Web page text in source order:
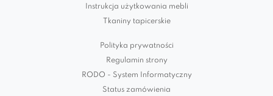
Instrukcja użytkowania mebli
Tkaniny tapicerskie
Polityka prywatności
Regulamin strony
RODO - System Informatyczny
Status zamówienia